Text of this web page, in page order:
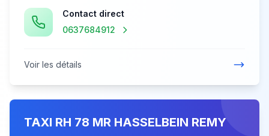
Contact direct
0637684912
Voir les détails
TAXI RH 78 MR HASSELBEIN REMY